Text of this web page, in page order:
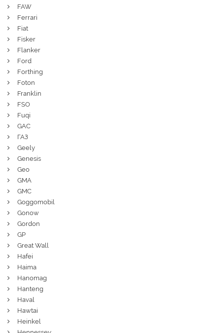
FAW
Ferrari
Fiat
Fisker
Flanker
Ford
Forthing
Foton
Franklin
FSO
Fuqi
GAC
ГАЗ
Geely
Genesis
Geo
GMA
GMC
Goggomobil
Gonow
Gordon
GP
Great Wall
Hafei
Haima
Hanomag
Hanteng
Haval
Hawtai
Heinkel